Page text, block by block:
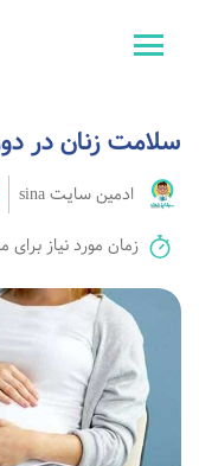
سلامت زنان در
ادمین سایت sina
زمان مورد نیاز برای